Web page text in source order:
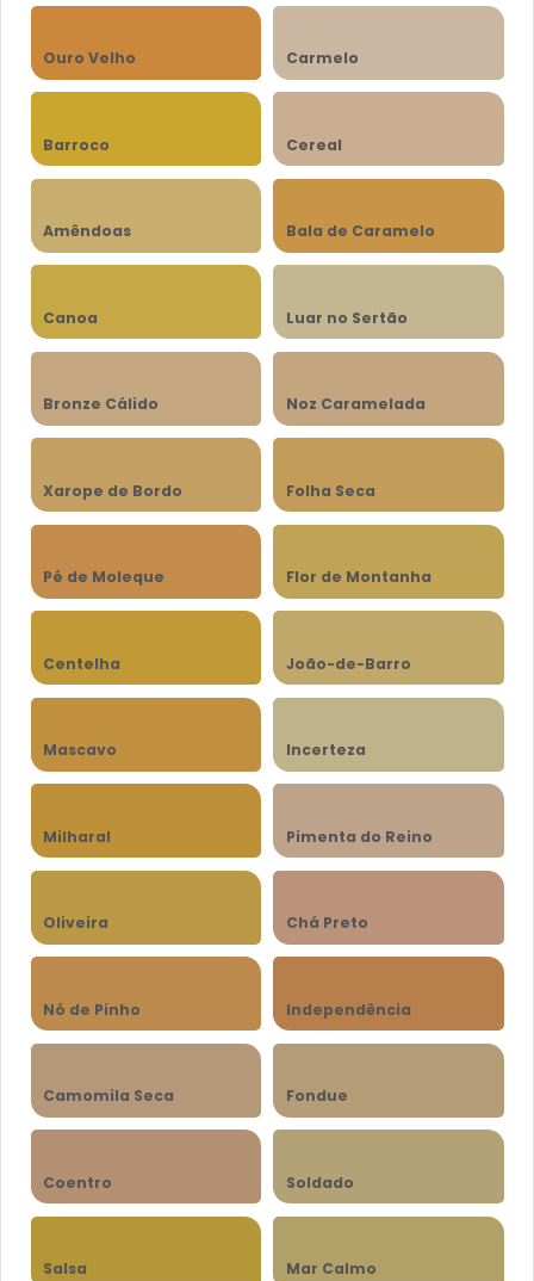
Ouro Velho Carmelo
Barroco Cereal
Amêndoas Bala de Caramelo
Canoa Luar no Sertão
Bronze Cálido Noz Caramelada
Xarope de Bordo Folha Seca
Pé de Moleque Flor de Montanha
Centelha João-de-Barro
Mascavo Incerteza
Milharal Pimenta do Reino
Oliveira Chá Preto
Nó de Pinho Independência
Camomila Seca Fondue
Coentro Soldado
Salsa Mar Calmo